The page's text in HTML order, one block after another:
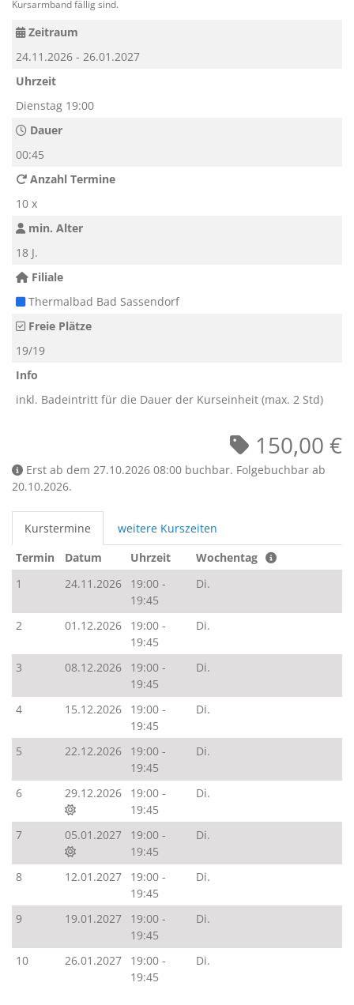
Kursarmband fällig sind.
Zeitraum
24.11.2026 - 26.01.2027
Uhrzeit
Dienstag 19:00
Dauer
00:45
Anzahl Termine
10 x
min. Alter
18 J.
Filiale
Thermalbad Bad Sassendorf
Freie Plätze
19/19
Info
inkl. Badeintritt für die Dauer der Kurseinheit (max. 2 Std)
150,00 €
Erst ab dem 27.10.2026 08:00 buchbar. Folgebuchbar ab
20.10.2026.
Kurstermine
weitere Kurszeiten
Termin
Datum Uhrzeit
Wochentag
1
24.11.2026
19:00 -
19:45
Di.
2 01.12.2026
19:00 -
19:45
Di.
3 08.12.2026
19:00 -
19:45
Di.
4 15.12.2026
19:00 -
19:45
Di.
5 22.12.2026
19:00 -
19:45
Di.
6 29.12.2026
19:00 -
19:45
Di.
7 05.01.2027
19:00 -
19:45
Di.
8 12.01.2027
19:00 -
19:45
Di.
9 19.01.2027
19:00 -
19:45
Di.
10 26.01.2027
19:00 -
19:45
Di.